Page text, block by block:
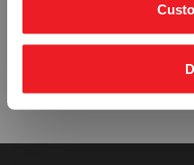
REMOTE CONTROLS FOR CLOSING
OR OUTLET MACHINERY -
ETTERLYSENDE PVC SKI